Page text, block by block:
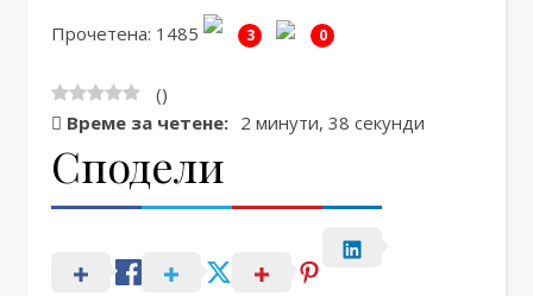
Прочетена: 1485 3 0
()
Време за четене: 2 минути, 38 секунди
Сподели